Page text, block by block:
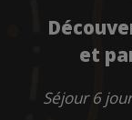
et
Séjour 6